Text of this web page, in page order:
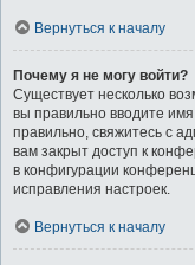
Вернуться к началу
Почему я не могу войти?
Существует несколько
вы правильно вводите
правильно, свяжитесь с
вам закрыт доступ к
в конфигурации
исправления настроек.
Вернуться к началу